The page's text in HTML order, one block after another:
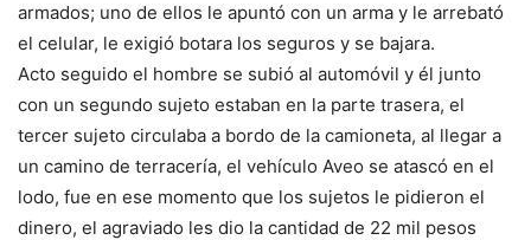
armados; uno de ellos le apuntó con un arma y le arrebató
el celular, le exigió botara los seguros y se bajara.
Acto seguido el hombre se subió al automóvil y él junto
con un segundo sujeto estaban en la parte trasera, el
tercer sujeto circulaba a bordo de la camioneta, al llegar a
un camino de terracería, el vehículo Aveo se atascó en el
lodo, fue en ese momento que los sujetos le pidieron el
dinero, el agraviado les dio la cantidad de 22 mil pesos